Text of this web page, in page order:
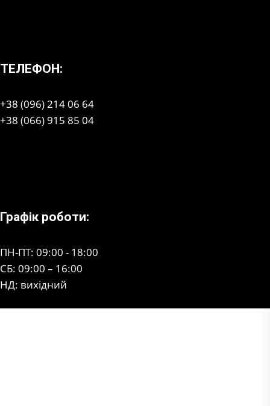
ТЕЛЕФОН:
+38 (096) 214 06 64
+38 (066) 915 85 04
Графік роботи:
ПН-ПТ: 09:00 - 18:00
СБ: 09:00 – 16:00
НД: вихідний